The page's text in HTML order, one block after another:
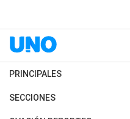
PRINCIPALES
Últimas Noticias
Política
SECCIONES